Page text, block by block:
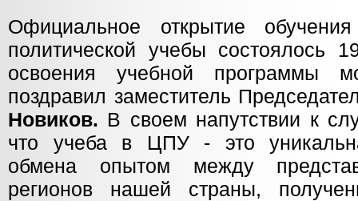
Официальное открытие
политической учебы состоялось
освоения учебной программы
поздравил заместитель
Новиков. В своем напутствии к
что учеба в ЦПУ - это
обмена опытом между
регионов нашей страны,